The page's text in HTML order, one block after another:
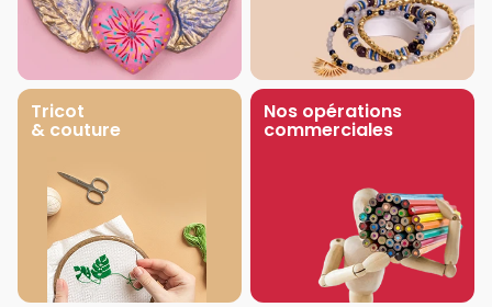
Tricot
& couture
Nos opérations
commerciales